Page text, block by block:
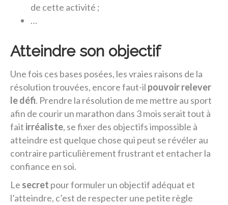
de cette activité ;
…
Atteindre son objectif
Une fois ces bases posées, les vraies raisons de la
résolution trouvées, encore faut-il pouvoir relever
le défi. Prendre la résolution de me mettre au sport
afin de courir un marathon dans 3 mois serait tout à
fait irréaliste, se fixer des objectifs impossible à
atteindre est quelque chose qui peut se révéler au
contraire particulièrement frustrant et entacher la
confiance en soi.
Le secret pour formuler un objectif adéquat et
l’atteindre, c’est de respecter une petite règle